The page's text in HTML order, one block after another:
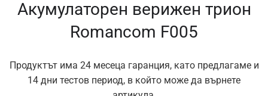
Акумулаторен верижен трион
Romancom F005
Продуктът има 24 месеца гаранция, като предлагаме и
14 дни тестов период, в който може да върнете